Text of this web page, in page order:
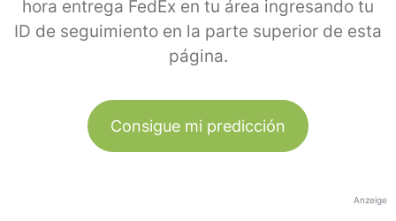
hora entrega FedEx en tu área ingresando tu
ID de seguimiento en la parte superior de esta
página.
Consigue mi predicción
Anzeige